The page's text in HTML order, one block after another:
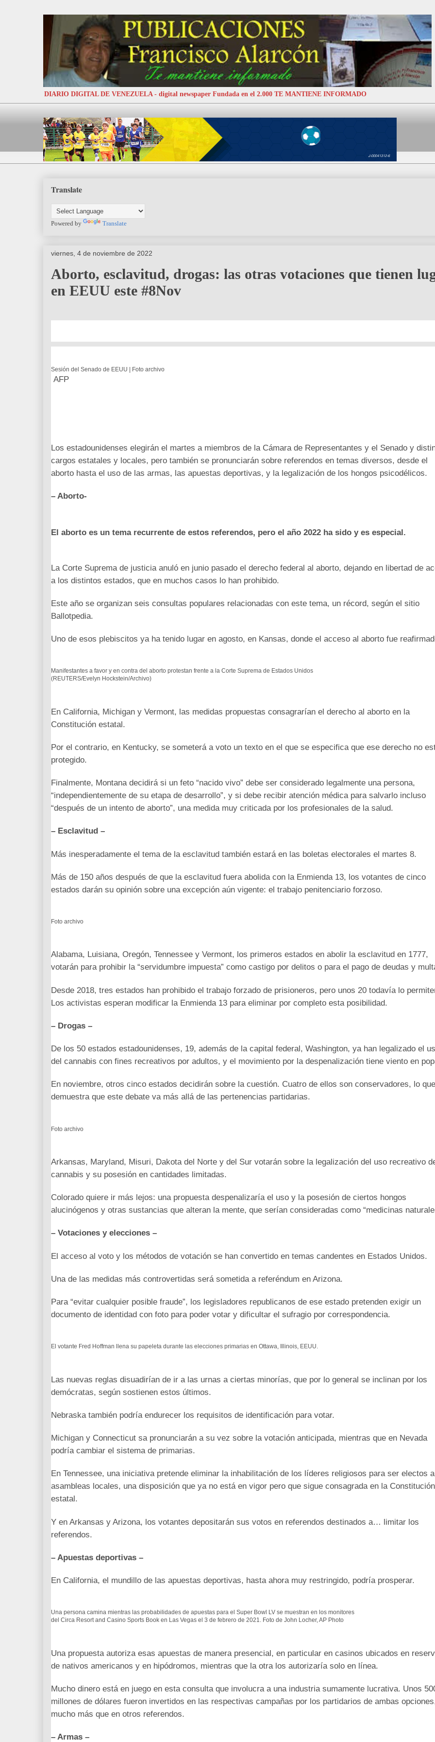
DIARIO DIGITAL DE VENEZUELA - digital newspaper Fundada en el 2.000 TE MANTIENE INFORMADO
Translate
Powered by Translate
viernes, 4 de noviembre de 2022
Aborto, esclavitud, drogas: las otras votaciones que tienen
en EEUU este #8Nov
Sesión del Senado de EEUU | Foto archivo
AFP
Los estadounidenses elegirán el martes a miembros de la Cámara de Representantes y el Senado y
cargos estatales y locales, pero también se pronunciarán sobre referendos en temas diversos, desde el
aborto hasta el uso de las armas, las apuestas deportivas, y la legalización de los hongos psicodélicos.
– Aborto-
El aborto es un tema recurrente de estos referendos, pero el año 2022 ha sido y es especial.
La Corte Suprema de justicia anuló en junio pasado el derecho federal al aborto, dejando en libertad de
a los distintos estados, que en muchos casos lo han prohibido.
Este año se organizan seis consultas populares relacionadas con este tema, un récord, según el sitio
Ballotpedia.
Uno de esos plebiscitos ya ha tenido lugar en agosto, en Kansas, donde el acceso al aborto fue
Manifestantes a favor y en contra del aborto protestan frente a la Corte Suprema de Estados Unidos
(REUTERS/Evelyn Hockstein/Archivo)
En California, Michigan y Vermont, las medidas propuestas consagrarían el derecho al aborto en la
Constitución estatal.
Por el contrario, en Kentucky, se someterá a voto un texto en el que se especifica que ese derecho no
protegido.
Finalmente, Montana decidirá si un feto “nacido vivo” debe ser considerado legalmente una persona,
“independientemente de su etapa de desarrollo”, y si debe recibir atención médica para salvarlo incluso
“después de un intento de aborto”, una medida muy criticada por los profesionales de la salud.
– Esclavitud –
Más inesperadamente el tema de la esclavitud también estará en las boletas electorales el martes 8.
Más de 150 años después de que la esclavitud fuera abolida con la Enmienda 13, los votantes de cinco
estados darán su opinión sobre una excepción aún vigente: el trabajo penitenciario forzoso.
Foto archivo
Alabama, Luisiana, Oregón, Tennessee y Vermont, los primeros estados en abolir la esclavitud en 1777,
votarán para prohibir la “servidumbre impuesta” como castigo por delitos o para el pago de deudas y
Desde 2018, tres estados han prohibido el trabajo forzado de prisioneros, pero unos 20 todavía lo
Los activistas esperan modificar la Enmienda 13 para eliminar por completo esta posibilidad.
– Drogas –
De los 50 estados estadounidenses, 19, además de la capital federal, Washington, ya han legalizado el
del cannabis con fines recreativos por adultos, y el movimiento por la despenalización tiene viento en
En noviembre, otros cinco estados decidirán sobre la cuestión. Cuatro de ellos son conservadores, lo que
demuestra que este debate va más allá de las pertenencias partidarias.
Foto archivo
Arkansas, Maryland, Misuri, Dakota del Norte y del Sur votarán sobre la legalización del uso recreativo
cannabis y su posesión en cantidades limitadas.
Colorado quiere ir más lejos: una propuesta despenalizaría el uso y la posesión de ciertos hongos
alucinógenos y otras sustancias que alteran la mente, que serían consideradas como “medicinas
– Votaciones y elecciones –
El acceso al voto y los métodos de votación se han convertido en temas candentes en Estados Unidos.
Una de las medidas más controvertidas será sometida a referéndum en Arizona.
Para “evitar cualquier posible fraude”, los legisladores republicanos de ese estado pretenden exigir un
documento de identidad con foto para poder votar y dificultar el sufragio por correspondencia.
El votante Fred Hoffman llena su papeleta durante las elecciones primarias en Ottawa, Illinois, EEUU.
Las nuevas reglas disuadirían de ir a las urnas a ciertas minorías, que por lo general se inclinan por los
demócratas, según sostienen estos últimos.
Nebraska también podría endurecer los requisitos de identificación para votar.
Michigan y Connecticut sa pronunciarán a su vez sobre la votación anticipada, mientras que en Nevada
podría cambiar el sistema de primarias.
En Tennessee, una iniciativa pretende eliminar la inhabilitación de los líderes religiosos para ser electos
asambleas locales, una disposición que ya no está en vigor pero que sigue consagrada en la Constitución
estatal.
Y en Arkansas y Arizona, los votantes depositarán sus votos en referendos destinados a… limitar los
referendos.
– Apuestas deportivas –
En California, el mundillo de las apuestas deportivas, hasta ahora muy restringido, podría prosperar.
Una persona camina mientras las probabilidades de apuestas para el Super Bowl LV se muestran en los monitores
del Circa Resort and Casino Sports Book en Las Vegas el 3 de febrero de 2021. Foto de John Locher, AP Photo
Una propuesta autoriza esas apuestas de manera presencial, en particular en casinos ubicados en
de nativos americanos y en hipódromos, mientras que la otra los autorizaría solo en línea.
Mucho dinero está en juego en esta consulta que involucra a una industria sumamente lucrativa. Unos
millones de dólares fueron invertidos en las respectivas campañas por los partidarios de ambas
mucho más que en otros referendos.
– Armas –